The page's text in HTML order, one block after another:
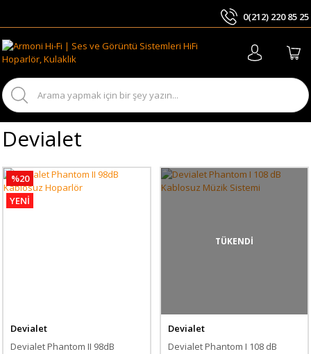
0(212) 220 85 25
Devialet
%20
YENİ
Devialet
Devialet Phantom II 98dB
TÜKENDİ
Devialet
Devialet Phantom I 108 dB